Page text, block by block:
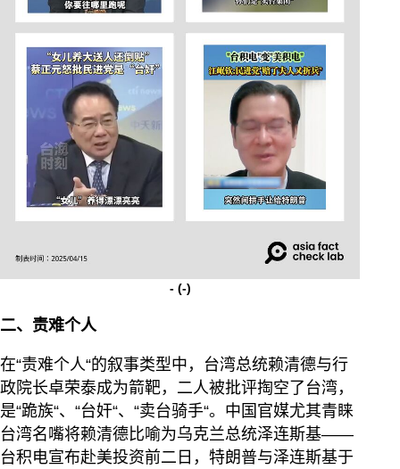
- (-)
二、责难个人
在“责难个人“的叙事类型中，台湾总统赖清德与行
政院长卓荣泰成为箭靶，二人被批评掏空了台湾，
是“跪族“、“台奸“、“卖台骑手“。中国官媒尤其青睐
台湾名嘴将赖清德比喻为乌克兰总统泽连斯基——
台积电宣布赴美投资前二日，特朗普与泽连斯基于